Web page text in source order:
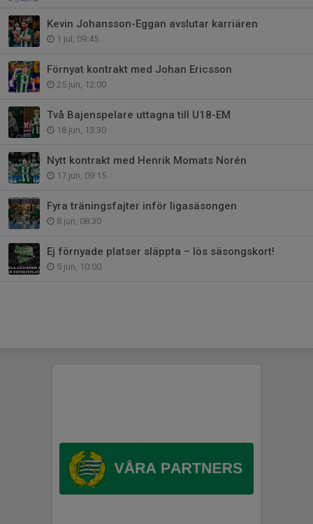
Kevin Johansson-Eggan avslutar karriären
1 jul, 09:45
Förnyat kontrakt med Johan Ericsson
25 jun, 12:00
Två Bajenspelare uttagna till U18-EM
18 jun, 13:30
Nytt kontrakt med Henrik Momats Norén
17 jun, 09:15
Fyra träningsfajter inför ligasäsongen
8 jun, 08:30
Ej förnyade platser släppta – lös säsongskort!
5 jun, 10:00